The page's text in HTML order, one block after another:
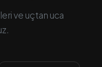
ve uçtan uca